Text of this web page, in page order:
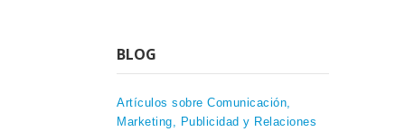
BLOG
Artículos sobre Comunicación,
Marketing, Publicidad y Relaciones